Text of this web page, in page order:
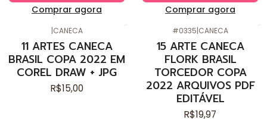
Comprar agora Comprar agora
|CANECA
11 ARTES CANECA
BRASIL COPA 2022 EM
COREL DRAW + JPG
R$15,00
#0335|CANECA
15 ARTE CANECA
FLORK BRASIL
TORCEDOR COPA
2022 ARQUIVOS PDF
EDITÁVEL
R$19,97